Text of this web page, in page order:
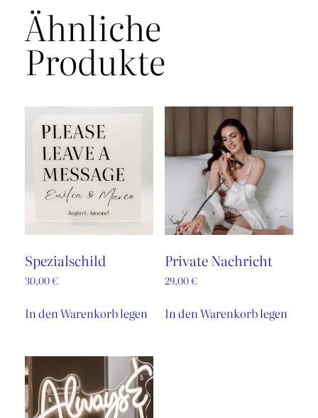
Ähnliche
Produkte
Spezialschild
30,00€
In den Warenkorb legen
Private Nachricht
29,00€
In den Warenkorb legen